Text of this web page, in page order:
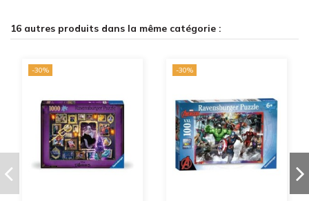
16 autres produits dans la même catégorie :
-30% -30%